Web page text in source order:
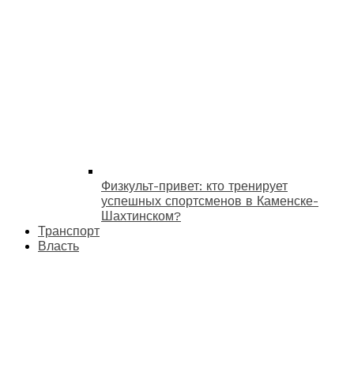
Физкульт-привет: кто тренирует
успешных спортсменов в Каменске-
Шахтинском?
Транспорт
Власть